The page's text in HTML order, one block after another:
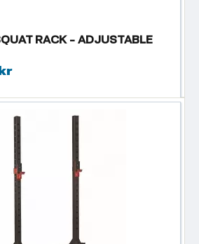
RACK - ADJUSTABLE